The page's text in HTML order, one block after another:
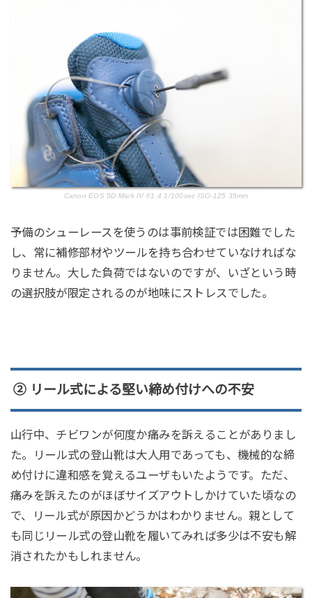
Canon EOS 5D Mark IV f/1.4 1/100sec ISO-125 35mm
予備のシューレースを使うのは事前検証では困難でした
し、常に補修部材やツールを持ち合わせていなければな
りません。大した負荷ではないのですが、いざという時
の選択肢が限定されるのが地味にストレスでした。
② リール式による堅い締め付けへの不安
山行中、チビワンが何度か痛みを訴えることがありまし
た。リール式の登山靴は大人用であっても、機械的な締
め付けに違和感を覚えるユーザもいたようです。ただ、
痛みを訴えたのがほぼサイズアウトしかけていた頃なの
で、リール式が原因かどうかはわかりません。親として
も同じリール式の登山靴を履いてみれば多少は不安も解
消されたかもしれません。